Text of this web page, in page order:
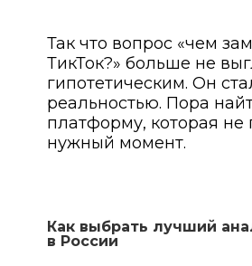
Так что вопрос «чем
ТикТок?» больше не
гипотетическим. Он
реальностью. Пора
платформу, которая не
нужный момент.
Как выбрать лучший
в России